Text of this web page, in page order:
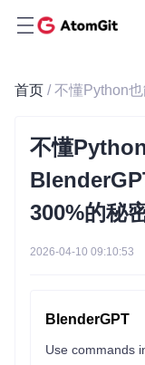
首页
不懂
300%的秘
2026-04-10 09:10:53
BlenderGPT